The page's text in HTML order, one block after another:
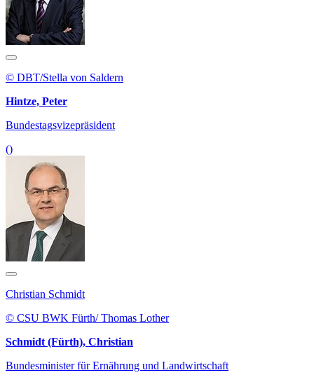
© DBT/Stella von Saldern
Hintze, Peter
Bundestagsvizepräsident
()
Christian Schmidt
© CSU BWK Fürth/ Thomas Lother
Schmidt (Fürth), Christian
Bundesminister für Ernährung und Landwirtschaft